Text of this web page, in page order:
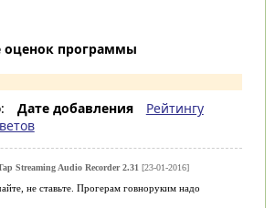
оценок программы
Дате добавления
Рейтингу
Streaming Audio Recorder 2.31 [23-01-2016]
не ставьте. Прогерам говноруким надо